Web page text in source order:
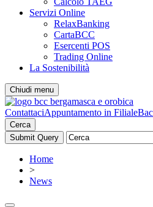
Servizi Online
RelaxBanking
CartaBCC
Esercenti POS
Trading Online
La Sostenibilità
Chiudi menu
ContattaciAppuntamento in Filiale
Cerca
Home
>
News